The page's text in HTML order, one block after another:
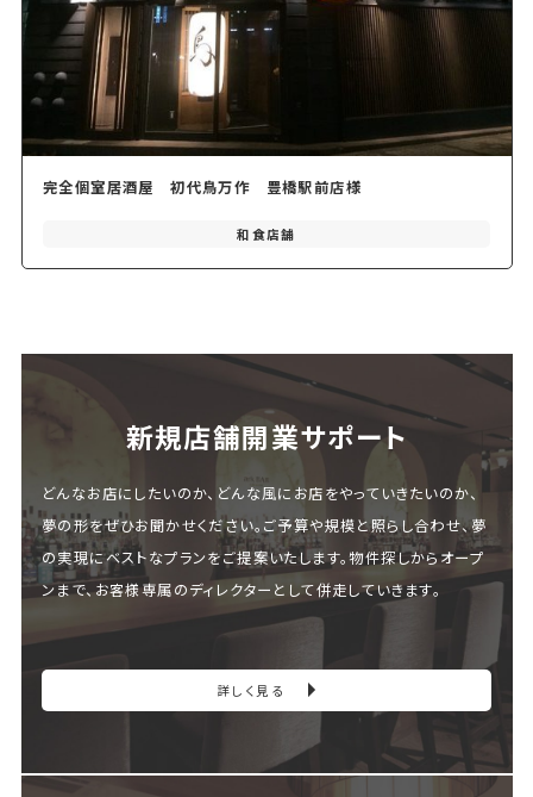
完全個室居酒屋 初代鳥万作 豊橋駅前店様
和食店舗
新規店舗開業サポート
どんなお店にしたいのか、どんな風にお店をやっていきたいのか、
夢の形をぜひお聞かせください。ご予算や規模と照らし合わせ、夢
の実現にベストなプランをご提案いたします。物件探しからオープ
ンまで、お客様専属のディレクターとして併走していきます。
詳しく見る